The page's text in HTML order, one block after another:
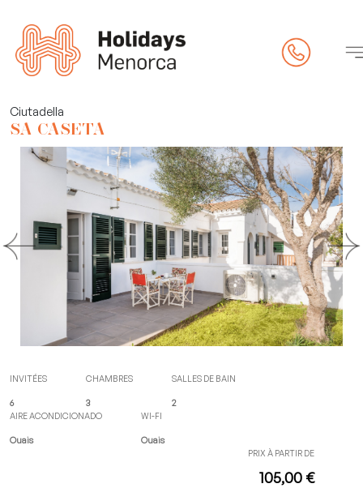
in en ligne)
Ciutadella
SA CASETA
INVITÉES
6
CHAMBRES
3
SALLES DE BAIN
2
AIRE ACONDICIONADO
Ouais
WI-FI
Ouais
PRIX À PARTIR DE
105,00 €